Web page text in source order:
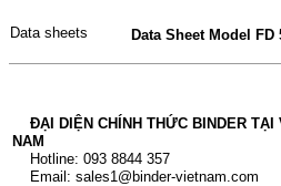
Data sheets Data Sheet Model FD
ĐẠI DIỆN CHÍNH THỨC BINDER TẠI
NAM
Hotline: 093 8844 357
Email: sales1@binder-vietnam.com